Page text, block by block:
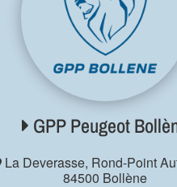
GPP Peugeot
La Deverasse, Rond-Point
84500 Bollène